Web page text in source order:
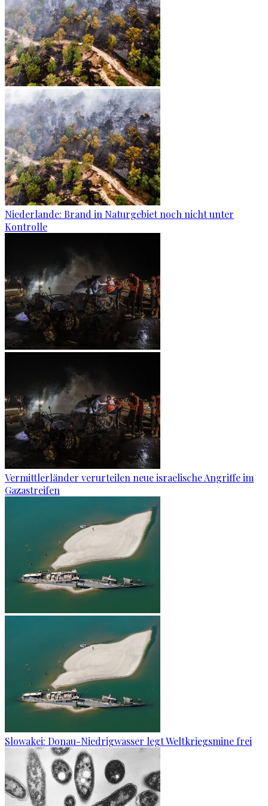
Niederlande: Brand in Naturgebiet noch nicht unter
Kontrolle
Vermittlerländer verurteilen neue israelische Angriffe im
Gazastreifen
Slowakei: Donau-Niedrigwasser legt Weltkriegsmine frei